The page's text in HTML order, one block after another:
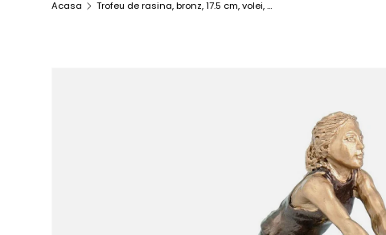
Acasa Trofeu de rasina, bronz, 17.5 cm, volei, RFST2016/BR